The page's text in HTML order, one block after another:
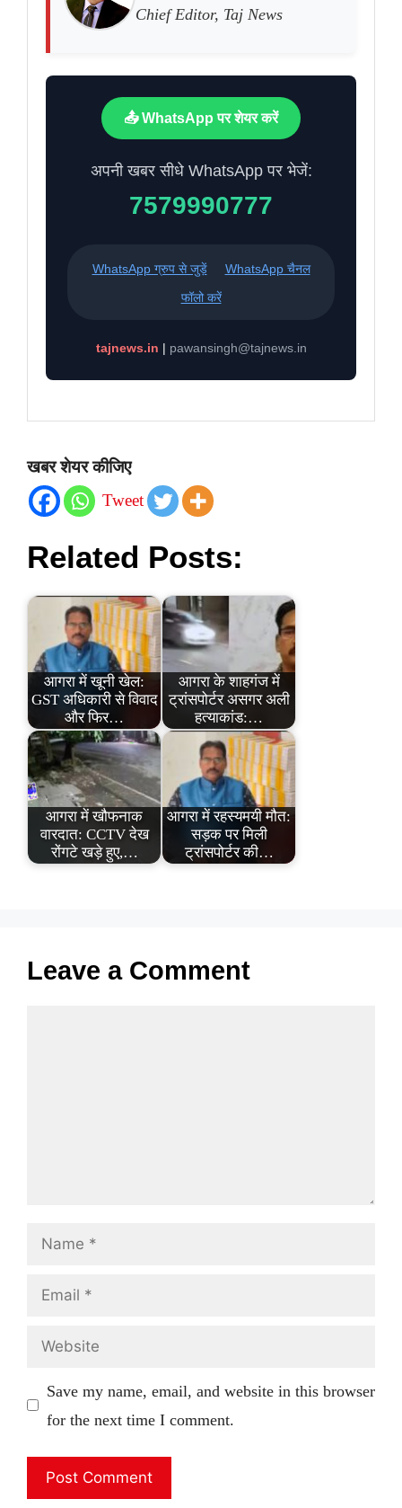
Chief Editor, Taj News
📤 WhatsApp पर शेयर करें
अपनी खबर सीधे WhatsApp पर भेजें:
7579990777
WhatsApp ग्रुप से जुड़ें
WhatsApp चैनल
फॉलो करें
tajnews.in | pawansingh@tajnews.in
खबर शेयर कीजिए
Tweet
Related Posts:
आगरा में खूनी खेल:
GST अधिकारी से विवाद
और फिर…
आगरा के शाहगंज में
ट्रांसपोर्टर असगर अली
हत्याकांड:…
आगरा में खौफनाक
वारदात: CCTV देख
रोंगटे खड़े हुए,…
आगरा में रहस्यमयी मौत:
सड़क पर मिली
ट्रांसपोर्टर की…
Leave a Comment
Name
Email
Website
Save my name, email, and website in this browser
for the next time I comment.